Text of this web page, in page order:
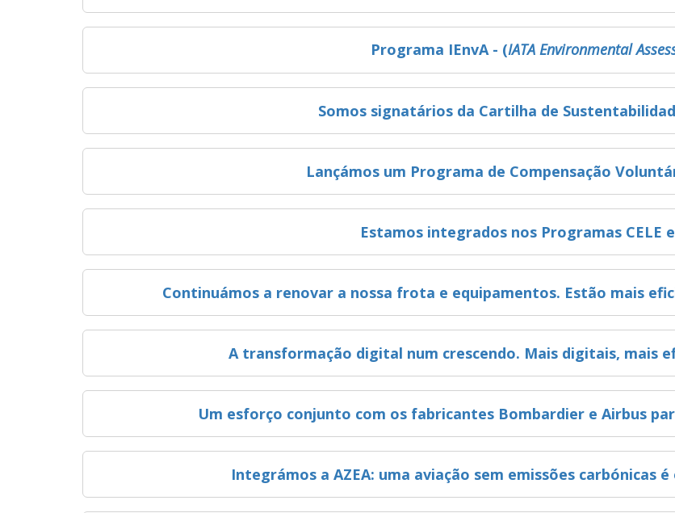
Programa IEnvA - (IATA Environmental
Somos signatários da Cartilha de
Lançámos um Programa de Compensação
Estamos integrados nos Programas CELE
Continuámos a renovar a nossa frota e equipamentos. Estão mais
A transformação digital num crescendo. Mais digitais, mais
Um esforço conjunto com os fabricantes Bombardier e Airbus
Integrámos a AZEA: uma aviação sem emissões carbónicas